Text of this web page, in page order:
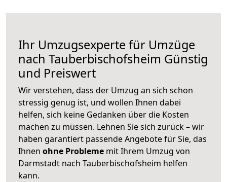
Ihr Umzugsexperte für Umzüge
nach Tauberbischofsheim Günstig
und Preiswert
Wir verstehen, dass der Umzug an sich schon
stressig genug ist, und wollen Ihnen dabei
helfen, sich keine Gedanken über die Kosten
machen zu müssen. Lehnen Sie sich zurück – wir
haben garantiert passende Angebote für Sie, das
Ihnen ohne Probleme mit Ihrem Umzug von
Darmstadt nach Tauberbischofsheim helfen
kann.